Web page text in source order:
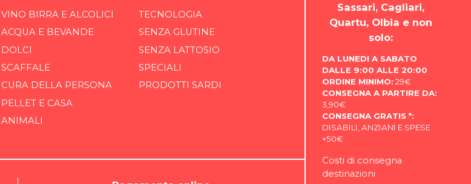
VINO BIRRA E ALCOLICI
ACQUA E BEVANDE
DOLCI
SCAFFALE
CURA DELLA PERSONA
PELLET E CASA
ANIMALI
TECNOLOGIA
SENZA GLUTINE
SENZA LATTOSIO
SPECIALI
PRODOTTI SARDI
Sassari, Cagliari,
Quartu, Olbia e non
solo:
DA LUNEDI A SABATO
DALLE 9:00 ALLE 20:00
ORDINE MINIMO: 29€
CONSEGNA A PARTIRE DA:
3,90€
CONSEGNA GRATIS *:
DISABILI, ANZIANI E SPESE
+50€
Costi di consegna
destinazioni